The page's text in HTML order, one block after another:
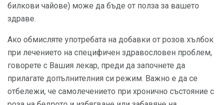
билкови чайове) може да бъде от полза за вашето
здраве.
Ако обмисляте употребата на добавки от розов хълбок
при лечението на специфичен здравословен проблем,
говорете с Вашия лекар, преди да започнете да
прилагате допълнителния си режим. Важно е да се
отбележи, че самолечението при хронично състояние с